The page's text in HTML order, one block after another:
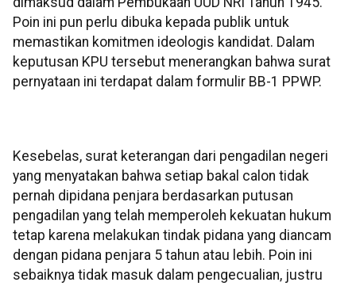
Poin ini pun perlu dibuka kepada publik untuk
memastikan komitmen ideologis kandidat. Dalam
keputusan KPU tersebut menerangkan bahwa surat
pernyataan ini terdapat dalam formulir BB-1 PPWP.
Kesebelas, surat keterangan dari pengadilan negeri
yang menyatakan bahwa setiap bakal calon tidak
pernah dipidana penjara berdasarkan putusan
pengadilan yang telah memperoleh kekuatan hukum
tetap karena melakukan tindak pidana yang diancam
dengan pidana penjara 5 tahun atau lebih. Poin ini
sebaiknya tidak masuk dalam pengecualian, justru